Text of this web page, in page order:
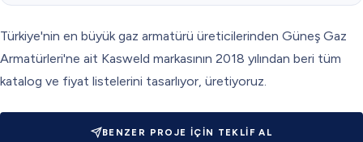
Türkiye'nin en büyük gaz armatürü üreticilerinden Güneş Gaz
Armatürleri'ne ait Kasweld markasının 2018 yılından beri tüm
katalog ve fiyat listelerini tasarlıyor, üretiyoruz.
BENZER PROJE İÇIN TEKLIF AL